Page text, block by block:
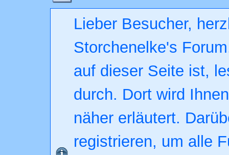
Lieber Besucher,
Storchenelke's
auf dieser Seite ist,
durch. Dort wird
näher erläutert.
registrieren, um alle